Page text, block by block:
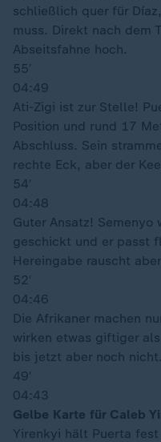
schließlich quer für
muss. Direkt nach dem
Abseitsfahne hoch.
55′
04:49
Ati-Zigi ist zur Stelle!
Position und rund 17
Abschluss. Sein
rechte Eck, aber der
54′
04:48
Guter Ansatz!
geschickt und er passt
Hereingabe rauscht
52′
04:46
Die Afrikaner machen
wirken etwas giftiger
bis jetzt aber noch nicht.
49′
04:43
Gelbe Karte für Caleb
Yirenkyi hält Puerta